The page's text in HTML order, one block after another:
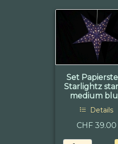
Set
Starlightz
medium
Details
CHF 39.00